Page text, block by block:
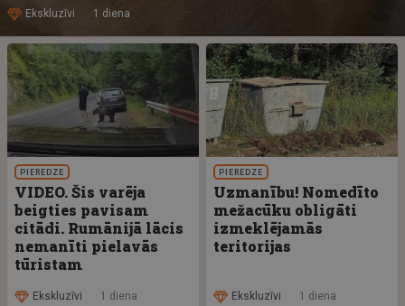
Ekskluzīvi 1 diena
PIEREDZE
VIDEO. Šis varēja
beigties pavisam
citādi. Rumānijā lācis
nemanīti pielavās
tūristam
Ekskluzīvi 1 diena
PIEREDZE
Uzmanību! Nomedīto
mežacūku obligāti
izmeklējamās
teritorijas
Ekskluzīvi 1 diena